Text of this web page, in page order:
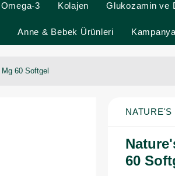
Omega-3 Kolajen Glukozamin ve
Anne & Bebek Ürünleri
60 Softgel
NATURE'S
60